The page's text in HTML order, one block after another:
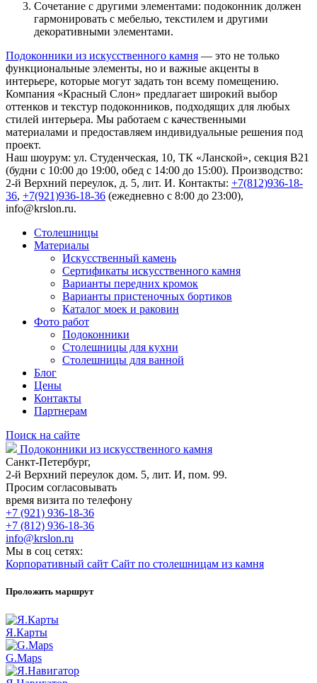
Сочетание с другими элементами: подоконник должен
гармонировать с мебелью, текстилем и другими
декоративными элементами.
Подоконники из искусственного камня — это не только
функциональные элементы, но и важные акценты в
интерьере, которые могут задать тон всему помещению.
Компания «Красный Слон» предлагает широкий выбор
оттенков и текстур подоконников, подходящих для любых
стилей интерьера. Мы работаем с качественными
материалами и предоставляем индивидуальные решения под
проект.
Наш шоурум: ул. Студенческая, 10, ТК «Ланской», секция В21
(будни с 10:00 до 19:00, обед с 14:00 до 15:00). Производство:
2-й Верхний переулок, д. 5, лит. И. Контакты: +7(812)936-18-
36, +7(921)936-18-36 (ежедневно с 8:00 до 23:00),
info@krslon.ru.
Столешницы
Материалы
Искусственный камень
Сертификаты искусственного камня
Варианты передних кромок
Варианты пристеночных бортиков
Каталог моек и раковин
Фото работ
Подоконники
Столешницы для кухни
Столешницы для ванной
Блог
Цены
Контакты
Партнерам
Поиск на сайте
Подоконники из искусственного камня
Санкт-Петербург,
2-й Верхний переулок дом. 5, лит. И, пом. 99.
Просим согласовывать
время визита по телефону
+7 (921) 936-18-36
+7 (812) 936-18-36
info@krslon.ru
Мы в соц сетях:
Корпоративный сайт Сайт по столешницам из камня
Проложить маршрут
Я.Карты
G.Maps